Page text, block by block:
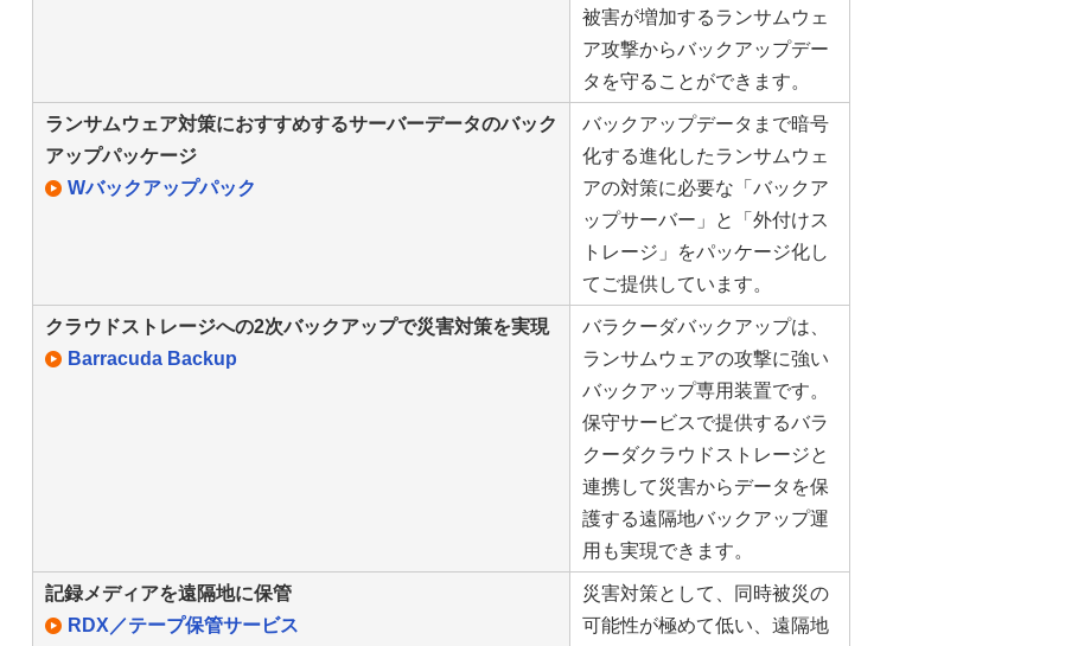
被害が増加するランサムウェ
ア攻撃からバックアップデー
タを守ることができます。
ランサムウェア対策におすすめするサーバーデータのバック
アップパッケージ
Wバックアップパック
バックアップデータまで暗号
化する進化したランサムウェ
アの対策に必要な「バックア
ップサーバー」と「外付けス
トレージ」をパッケージ化し
てご提供しています。
クラウドストレージへの2次バックアップで災害対策を実現
Barracuda Backup
バラクーダバックアップは、
ランサムウェアの攻撃に強い
バックアップ専用装置です。
保守サービスで提供するバラ
クーダクラウドストレージと
連携して災害からデータを保
護する遠隔地バックアップ運
用も実現できます。
記録メディアを遠隔地に保管
RDX／テープ保管サービス
災害対策として、同時被災の
可能性が極めて低い、遠隔地